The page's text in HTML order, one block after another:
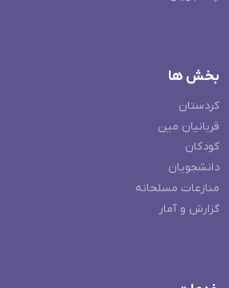
بخش ها
کردستان
قربانیان مین
کودکان
دانشجویان
منازعات مسلحانه
گزارش و آمار